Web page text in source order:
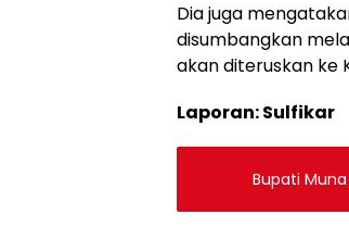
Dia juga
disumbangkan
akan diteruskan ke
Laporan: Sulfikar
Bupati